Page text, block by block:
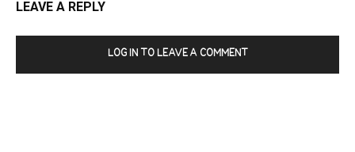
LEAVE A REPLY
LOG IN TO LEAVE A COMMENT